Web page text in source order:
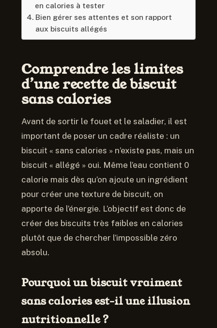
en calories à tester
Bien gérer ses attentes et son rapport
aux biscuits allégés
Comprendre les limites
d’une recette de biscuit
sans calories
Avant de sortir le fouet et le saladier, il est
important de poser un cadre réaliste : un
biscuit « sans calories » n’existe pas, mais un
biscuit « allégé » oui. Même l’eau contient 0
calorie mais dès qu’on ajoute un ingrédient
pour créer une texture de biscuit, on
apporte de l’énergie. L’objectif est donc de
créer des biscuits très faibles en calories
plutôt que de chercher l’impossible zéro
absolu.
Pourquoi un biscuit vraiment
sans calories est-il une illusion
nutritionnelle ?